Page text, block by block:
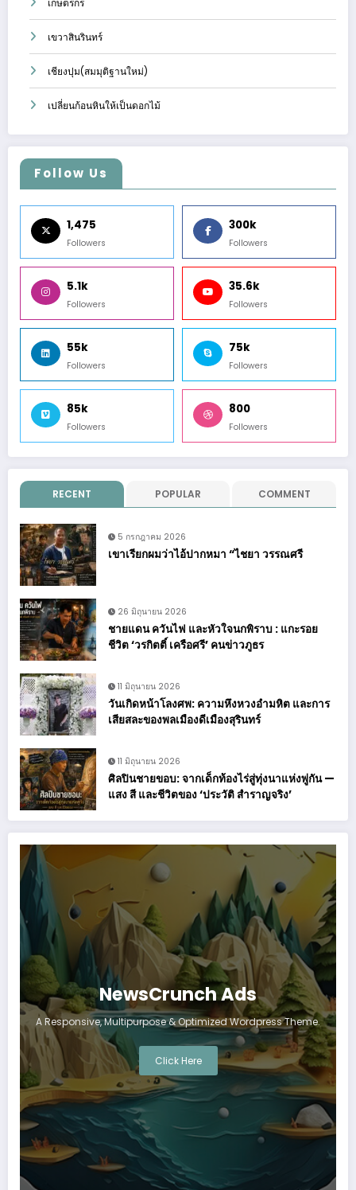
เกษตรกร
เขวาสินรินทร์
เชียงปุม(สมมุติฐานใหม่)
เปลี่ยนก้อนหินให้เป็นดอกไม้
Follow Us
1,475
Followers
300k
Followers
5.1k
Followers
35.6k
Followers
55k
Followers
75k
Followers
85k
Followers
800
Followers
RECENT POPULAR COMMENT
5 กรกฎาคม 2026
เขาเรียกผมว่าไอ้ปากหมา “ไชยา วรรณศรี
26 มิถุนายน 2026
ชายแดน ควันไฟ และหัวใจนกพิราบ : แกะรอย
ชีวิต ‘วรกิตติ์ เครือศรี’ คนข่าวภูธร
11 มิถุนายน 2026
วันเกิดหน้าโลงศพ: ความหึงหวงอำมหิต และการ
เสียสละของพลเมืองดีเมืองสุรินทร์
11 มิถุนายน 2026
ศิลปินชายขอบ: จากเด็กท้องไร่สู่ทุ่งนาแห่งพู่กัน —
แสง สี และชีวิตของ ‘ประวัติ สำราญจริง’
NewsCrunch Ads
A Responsive, Multipurpose & Optimized Wordpress Theme.
Click Here